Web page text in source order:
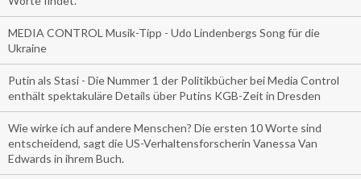
MEDIA CONTROL Musik-Tipp - Udo Lindenbergs Song für die
Ukraine
Putin als Stasi - Die Nummer 1 der Politikbücher bei Media Control
enthält spektakuläre Details über Putins KGB-Zeit in Dresden
Wie wirke ich auf andere Menschen? Die ersten 10 Worte sind
entscheidend, sagt die US-Verhaltensforscherin Vanessa Van
Edwards in ihrem Buch.